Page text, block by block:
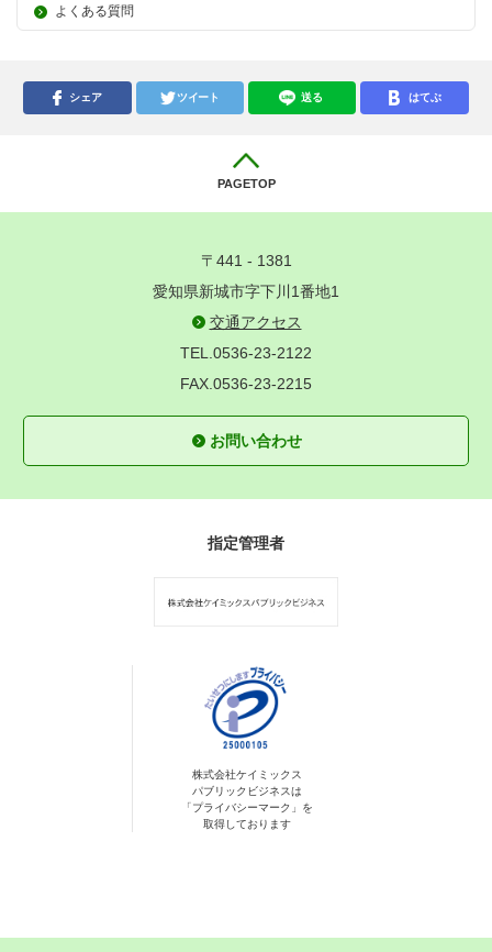
よくある質問
シェア ツイート 送る はてぶ
PAGETOP
〒441 - 1381
愛知県新城市字下川1番地1
交通アクセス
TEL.0536-23-2122
FAX.0536-23-2215
お問い合わせ
指定管理者
株式会社ケイミックス
パブリックビジネスは
「プライバシーマーク」を
取得しております